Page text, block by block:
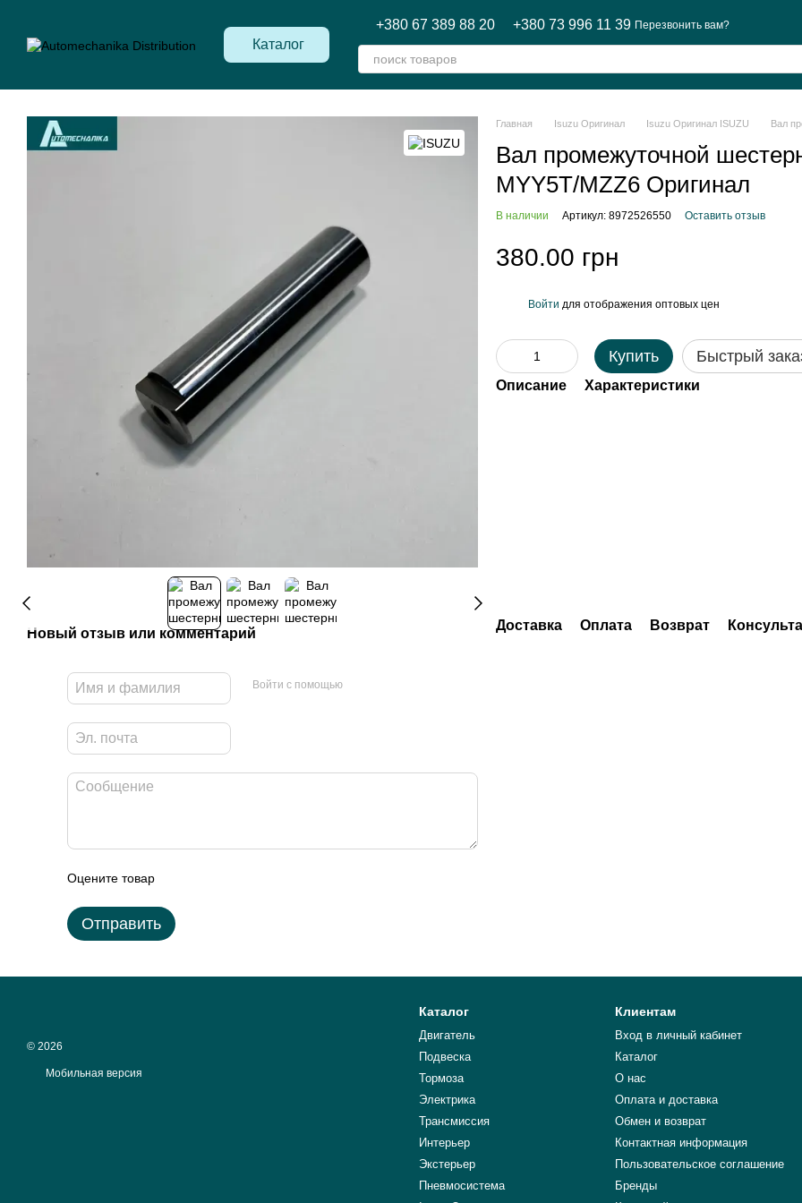
Каталог
+380 67 389 88 20 +380 73 996 11 39 Перезвонить вам?
Новый отзыв или комментарий
Войти с помощью
Оцените товар
Отправить
Главная Isuzu Оригинал Isuzu Оригинал ISUZU Вал
Вал промежуточной
MYY5T/MZZ6 Оригинал
В наличии Артикул: 8972526550 Оставить отзыв
380.00 грн
Войти для отображения оптовых цен
Купить Быстрый
Описание Характеристики
Доставка Оплата Возврат
© 2026
Мобильная версия
Каталог
Двигатель
Подвеска
Тормоза
Электрика
Трансмиссия
Интерьер
Экстерьер
Пневмосистема
Клиентам
Вход в личный кабинет
Каталог
О нас
Оплата и доставка
Обмен и возврат
Контактная информация
Пользовательское соглашение
Бренды